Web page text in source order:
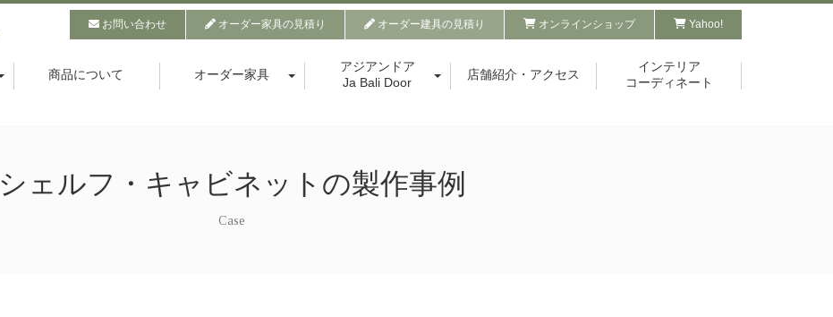
お問い合わせ オーダー家具の見積り オーダー建具の見積り オンラインショップ Yahoo!
商品について オーダー家具
アジアンドア
Ja Bali Door
店舗紹介・アクセス
インテリア
コーディネート
シェルフ・キャビネットの製作事例
Case